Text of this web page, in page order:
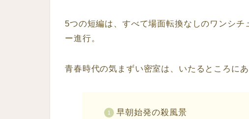
5つの短編は、すべて場面転換なしのワンシ
ー進行。
青春時代の気まずい密室は、いたるところにあ
早朝始発の殺風景